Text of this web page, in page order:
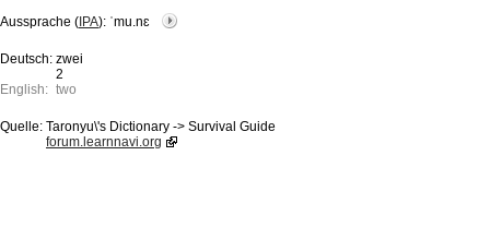
Aussprache ( IPA): ˈmu.nɛ
Deutsch: zwei
2
English: two
Quelle: Taronyu\'s Dictionary -> Survival Guide
forum.learnnavi.org